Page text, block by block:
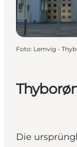
Die
Foto: Lemvig -